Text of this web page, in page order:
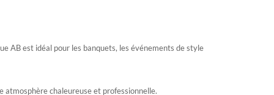
AB est idéal pour les banquets, les événements de style
atmosphère chaleureuse et professionnelle.